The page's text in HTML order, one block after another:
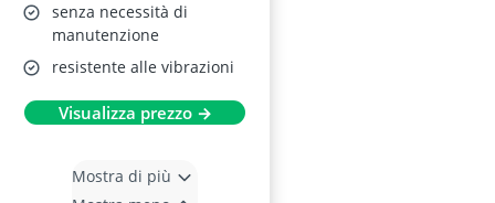
senza necessità di
manutenzione
resistente alle vibrazioni
Visualizza prezzo →
Mostra di più